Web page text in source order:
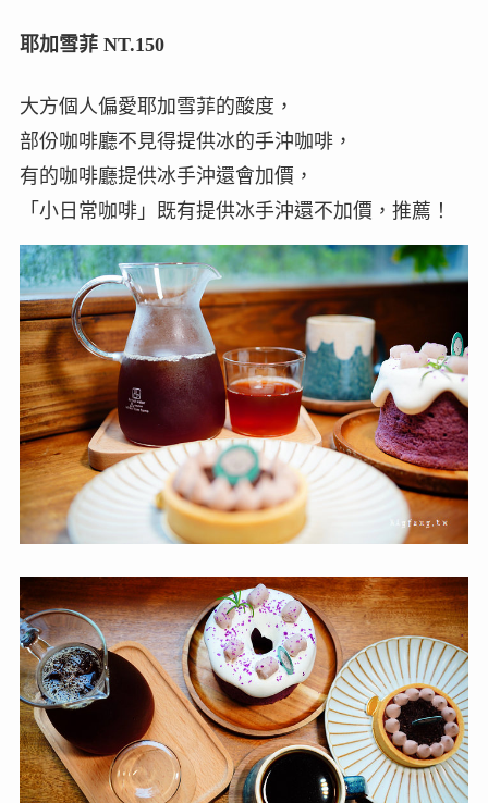
耶加雪菲 NT.150
大方個人偏愛耶加雪菲的酸度，
部份咖啡廳不見得提供冰的手沖咖啡，
有的咖啡廳提供冰手沖還會加價，
「小日常咖啡」既有提供冰手沖還不加價，推薦！